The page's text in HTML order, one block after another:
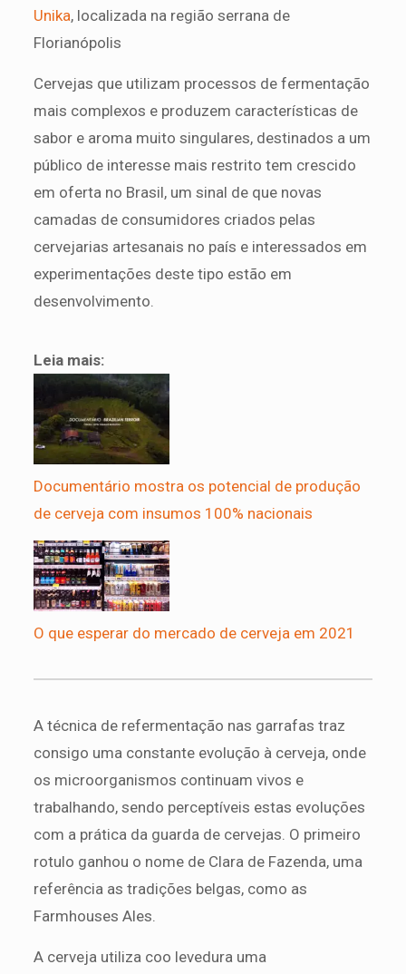
Unika, localizada na região serrana de
Florianópolis
Cervejas que utilizam processos de fermentação
mais complexos e produzem características de
sabor e aroma muito singulares, destinados a um
público de interesse mais restrito tem crescido
em oferta no Brasil, um sinal de que novas
camadas de consumidores criados pelas
cervejarias artesanais no país e interessados em
experimentações deste tipo estão em
desenvolvimento.
Leia mais:
Documentário mostra os potencial de produção
de cerveja com insumos 100% nacionais
O que esperar do mercado de cerveja em 2021
A técnica de refermentação nas garrafas traz
consigo uma constante evolução à cerveja, onde
os microorganismos continuam vivos e
trabalhando, sendo perceptíveis estas evoluções
com a prática da guarda de cervejas. O primeiro
rotulo ganhou o nome de Clara de Fazenda, uma
referência as tradições belgas, como as
Farmhouses Ales.
A cerveja utiliza coo levedura uma